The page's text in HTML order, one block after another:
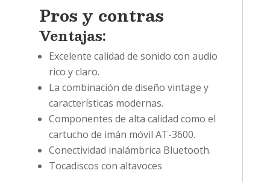
Pros y contras
Ventajas:
Excelente calidad de sonido con audio
rico y claro.
La combinación de diseño vintage y
características modernas.
Componentes de alta calidad como el
cartucho de imán móvil AT-3600.
Conectividad inalámbrica Bluetooth.
Tocadiscos con altavoces